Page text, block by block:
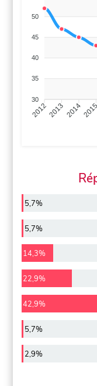
50
45
40
35
30
20122013 20142015
5,7%
5,7%
14,3%
22,9%
42,9%
5,7%
2,9%